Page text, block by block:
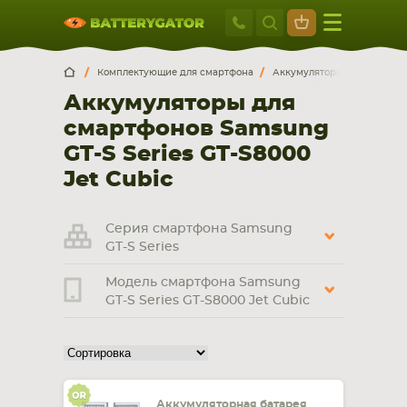
Москва
+7 495 414
Москва
г. Москва, ул. Ткацкая, 5с3 (м. Семеновская)
5 мин. ходьбы от ст.м. “Семеновская”
+7 495 414 28 59
Обратный звонок
Пн-Вс:
смартфона, планшета
НОУТБУКА ПЛАНШЕТА
Комплектующие для смартфона Аккумуляторы для
Аккумуляторы для
смартфонов Samsung
GT-S Series GT-S8000
Jet Cubic
Серия смартфона Samsung
GT-S Series
Модель смартфона Samsung
GT-S Series GT-S8000 Jet Cubic
Аккумуляторная батарея